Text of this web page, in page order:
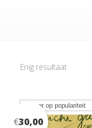
Enig resultaat
€30,00